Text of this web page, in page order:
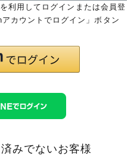
利用してログインまたは会員登
カウントでログイン」ボタン
みでないお客様